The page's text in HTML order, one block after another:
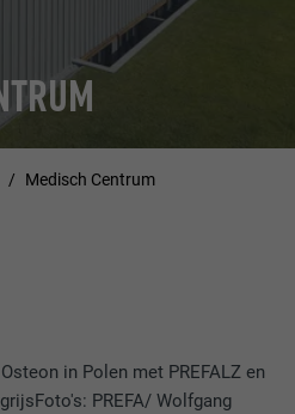
Medisch Centrum
in Polen met PREFALZ en
PREFA/ Wolfgang